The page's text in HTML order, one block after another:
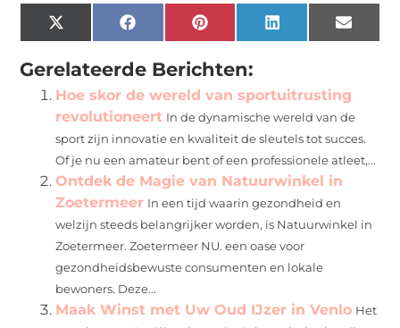
X
(Twitter)
FacebookPinterest LinkedIn Email
Gerelateerde Berichten:
Hoe skor de wereld van sportuitrusting
revolutioneert In de dynamische wereld van de
sport zijn innovatie en kwaliteit de sleutels tot succes.
Of je nu een amateur bent of een professionele atleet,...
Ontdek de Magie van Natuurwinkel in
Zoetermeer In een tijd waarin gezondheid en
welzijn steeds belangrijker worden, is Natuurwinkel in
Zoetermeer. Zoetermeer NU. een oase voor
gezondheidsbewuste consumenten en lokale
bewoners. Deze...
Maak Winst met Uw Oud IJzer in Venlo Het